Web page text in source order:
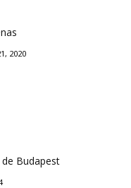
2020
Budapest